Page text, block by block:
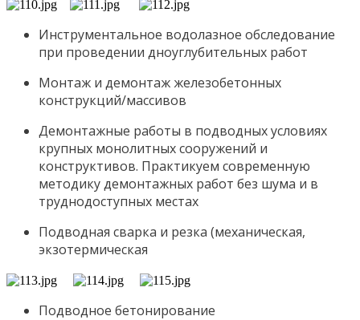
Инструментальное водолазное обследование
при проведении дноуглубительных работ
Монтаж и демонтаж железобетонных
конструкций/массивов
Демонтажные работы в подводных условиях
крупных монолитных сооружений и
конструктивов. Практикуем современную
методику демонтажных работ без шума и в
труднодоступных местах
Подводная сварка и резка (механическая,
экзотермическая
Подводное бетонирование